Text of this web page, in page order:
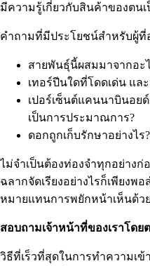
มีความรู้เกี่ยวกับสินค้าของตนเ
คำถามที่มีประโยชน์สำหรับผู้ที่
สายพันธุ์นี้ผสมมาจากอะ
เทอร์ปีนใดที่โดดเด่น แล
เปอร์เซ็นต์แคนนาบินอย
เป็นการประมาณการ?
ดอกถูกเก็บรักษาอย่างไร?
ไม่จำเป็นต้องท่องจำทุกอย่างก่
ฉลากจัดเรียงอย่างไรก็เพียง
หมายแทนการพยักหน้าเห็นด้วย
สอบถามเจ้าหน้าที่ของเราโดย
วิธีที่เร็วที่สุดในการทำความเ